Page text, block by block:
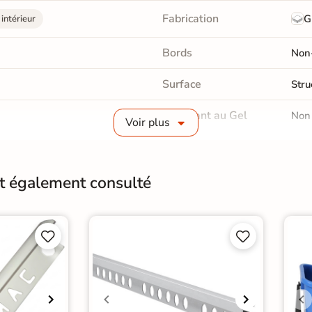
intérieur Fabrication
Bords
Surface
Résistant au Gel Non
sol cuisine
Voir plus
également consulté

 
